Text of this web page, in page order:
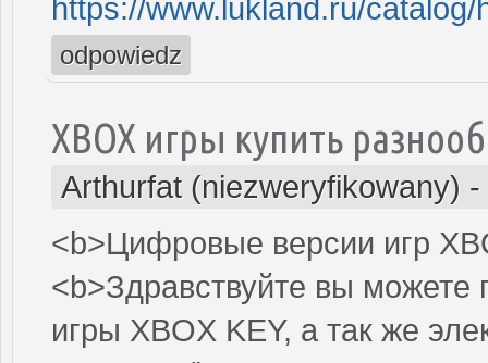
https://www.lukland.ru/
odpowiedz
XBOX игры купить
Arthurfat (niezweryfikowany) -
<b>Цифровые версии игр
<b>Здравствуйте вы
игры XBOX KEY, а так же